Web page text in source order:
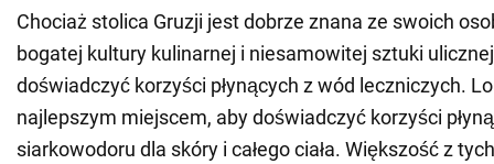
Chociaż stolica Gruzji jest dobrze znana ze swoich
bogatej kultury kulinarnej i niesamowitej sztuki
doświadczyć korzyści płynących z wód leczniczych.
najlepszym miejscem, aby doświadczyć korzyści
siarkowodoru dla skóry i całego ciała. Większość z